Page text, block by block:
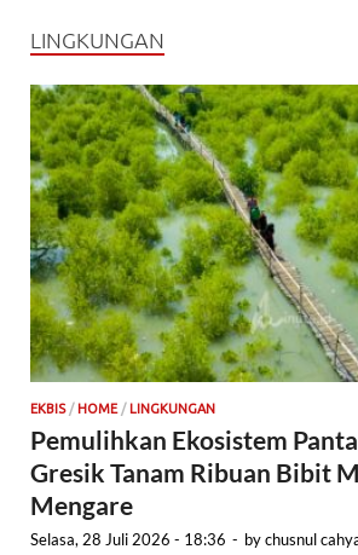
LINGKUNGAN
EKBIS/ HOME / LINGKUNGAN
Pemulihkan Ekosistem
Gresik Tanam Ribuan Bibit
Mengare
Selasa, 28 Juli 2026 - 18:36 - bychusnul